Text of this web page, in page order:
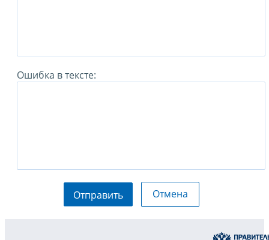
Ошибка в тексте:
Отправить Отмена